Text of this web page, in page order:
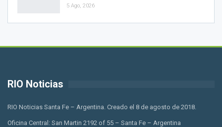
5 Ago, 2026
RIO Noticias
RIO Noticias Santa Fe – Argentina. Creado el 8 de agosto de 2018.
Oficina Central: San Martin 2192 of 55 – Santa Fe – Argentina